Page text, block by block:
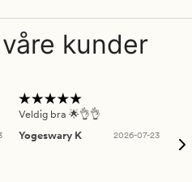
kunder
Veldig bra 🌟👌👌
Yogeswary K
2026-07-23